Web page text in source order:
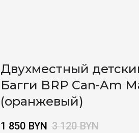
Двухместный
Багги BRP Can-Am
(оранжевый)
1 850 BYN 3 120 BYN